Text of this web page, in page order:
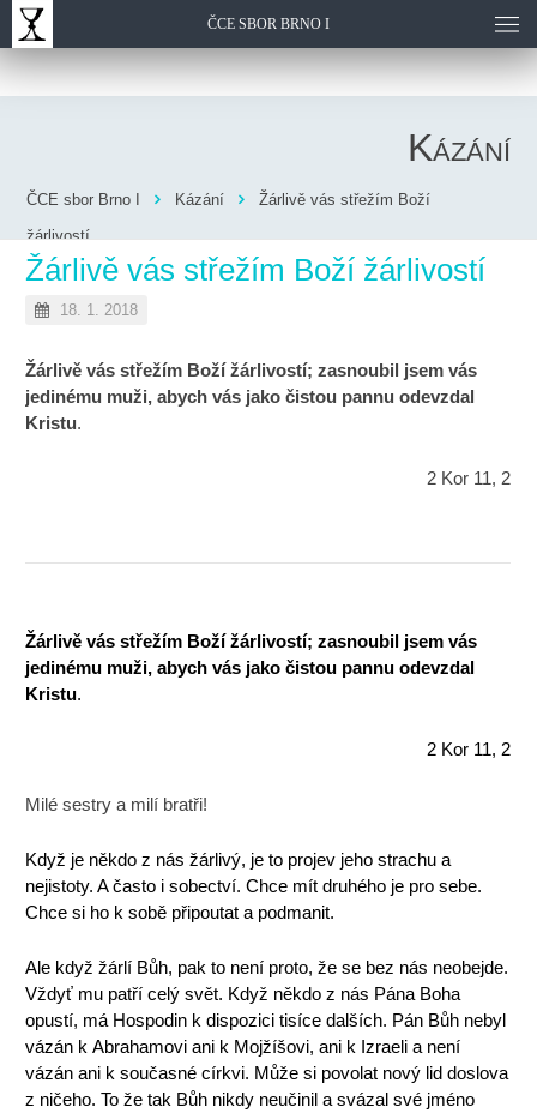
ČCE SBOR BRNO I
Kázání
ČCE sbor Brno I Kázání
Žárlivě vás střežím Boží
žárlivostí
Žárlivě vás střežím Boží žárlivostí
18. 1. 2018
Žárlivě vás střežím Boží žárlivostí; zasnoubil jsem vás
jedinému muži, abych vás jako čistou pannu odevzdal
Kristu.
2 Kor 11, 2
Žárlivě vás střežím Boží žárlivostí; zasnoubil jsem vás
jedinému muži, abych vás jako čistou pannu odevzdal
Kristu.
2 Kor 11, 2
Milé sestry a milí bratři!
Když je někdo z nás žárlivý, je to projev jeho strachu a
nejistoty. A často i sobectví. Chce mít druhého je pro sebe.
Chce si ho k sobě připoutat a podmanit.
Ale když žárlí Bůh, pak to není proto, že se bez nás neobejde.
Vždyť mu patří celý svět. Když někdo z nás Pána Boha
opustí, má Hospodin k dispozici tisíce dalších. Pán Bůh nebyl
vázán k Abrahamovi ani k Mojžíšovi, ani k Izraeli a není
vázán ani k současné církvi. Může si povolat nový lid doslova
z ničeho. To že tak Bůh nikdy neučinil a svázal své jméno